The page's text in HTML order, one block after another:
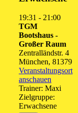
19:31 - 21:00
TGM
Bootshaus -
Großer Raum
Zentralländstr. 4
München, 81379
Veranstaltungsort
anschauen
Trainer: Maxi
Zielgruppe:
Erwachsene